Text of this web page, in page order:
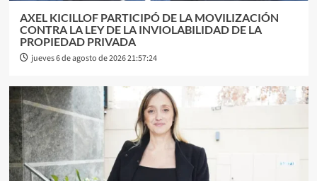
AXEL KICILLOF PARTICIPÓ DE LA MOVILIZACIÓN
CONTRA LA LEY DE LA INVIOLABILIDAD DE LA
PROPIEDAD PRIVADA
jueves 6 de agosto de 2026 21:57:24